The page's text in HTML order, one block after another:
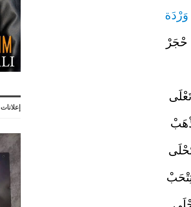
وَرْدَة
حْجَرْ
إعلانات